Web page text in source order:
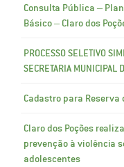
Consulta Pública –
Básico – Claro dos
PROCESSO SELETIVO
SECRETARIA MUNICIPAL
Cadastro para Reserva
Claro dos Poções
prevenção à violência
adolescentes